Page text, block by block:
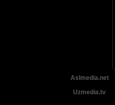
Aslmedia.net
Uzmedia.tv